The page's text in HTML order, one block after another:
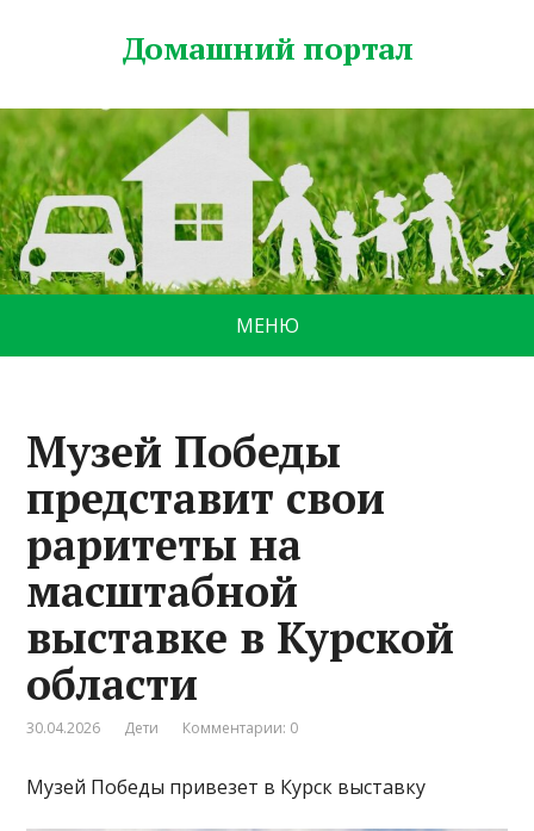
Домашний портал
МЕНЮ
Музей Победы
представит свои
раритеты на
масштабной
выставке в Курской
области
30.04.2026 Дети Комментарии: 0
Музей Победы привезет в Курск выставку